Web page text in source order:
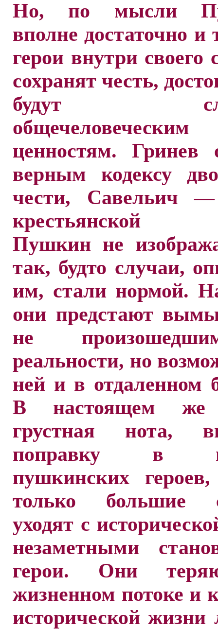
Но, по мысли
вполне достаточно и
герои внутри своего
сохранят честь,
будут
общечеловеческим
ценностям. Гринев
верным кодексу
чести, Савельич —
крестьянской
Пушкин не
так, будто случаи,
им, стали нормой.
они предстают
не
реальности, но
ней и в отдаленном
В настоящем же
грустная нота,
поправку в
пушкинских
только большие
уходят с
незаметными
герои. Они
жизненном потоке и
исторической